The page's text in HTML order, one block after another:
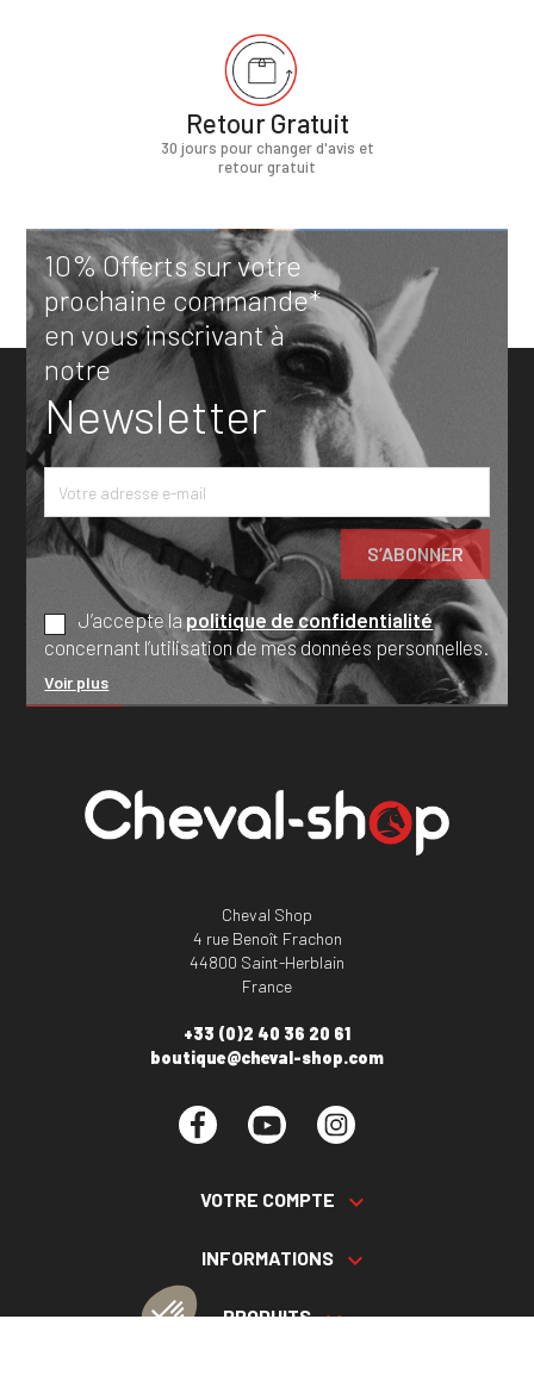
Retour Gratuit
30 jours pour changer d'avis et
retour gratuit
10% Offerts sur votre
prochaine commande*
en vous inscrivant à
notre
Newsletter
J’accepte lapolitique de confidentialité
concernant l’utilisation de mes données personnelles.
Voir plus
Cheval Shop
4 rue Benoît Frachon
44800 Saint-Herblain
France
+33 (0)2 40 36 20 61
boutique@cheval-shop.com
Facebook YouTube
VOTRE COMPTE 
INFORMATIONS 
PRODUITS 